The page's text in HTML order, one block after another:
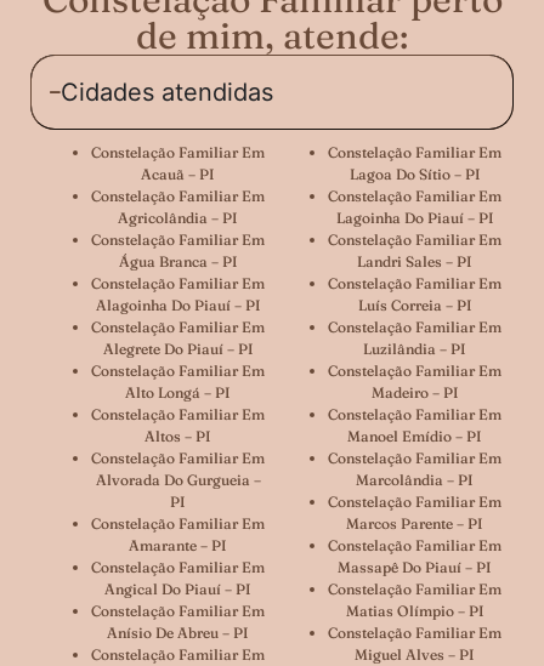
de mim, atende:
Cidades atendidas
Constelação Familiar Em
Acauã – PI
Constelação Familiar Em
Agricolândia – PI
Constelação Familiar Em
Água Branca – PI
Constelação Familiar Em
Alagoinha Do Piauí – PI
Constelação Familiar Em
Alegrete Do Piauí – PI
Constelação Familiar Em
Alto Longá – PI
Constelação Familiar Em
Altos – PI
Constelação Familiar Em
Alvorada Do Gurgueia –
PI
Constelação Familiar Em
Amarante – PI
Constelação Familiar Em
Angical Do Piauí – PI
Constelação Familiar Em
Anísio De Abreu – PI
Constelação Familiar Em
Constelação Familiar Em
Lagoa Do Sítio – PI
Constelação Familiar Em
Lagoinha Do Piauí – PI
Constelação Familiar Em
Landri Sales – PI
Constelação Familiar Em
Luís Correia – PI
Constelação Familiar Em
Luzilândia – PI
Constelação Familiar Em
Madeiro – PI
Constelação Familiar Em
Manoel Emídio – PI
Constelação Familiar Em
Marcolândia – PI
Constelação Familiar Em
Marcos Parente – PI
Constelação Familiar Em
Massapê Do Piauí – PI
Constelação Familiar Em
Matias Olímpio – PI
Constelação Familiar Em
Miguel Alves – PI